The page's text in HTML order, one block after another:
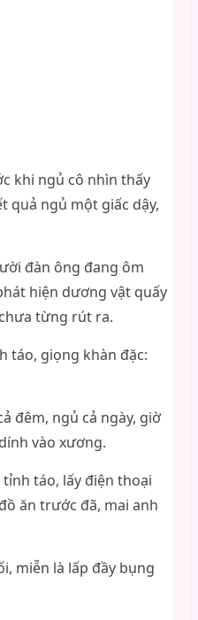
khi ngủ cô nhìn thấy
quả ngủ một giấc dậy,
đàn ông đang ôm
hiện dương vật quấy
từng rút ra.
táo, giọng khàn đặc:
đêm, ngủ cả ngày, giờ
vào xương.
táo, lấy điện thoại
ăn trước đã, mai anh
miễn là lấp đầy bụng